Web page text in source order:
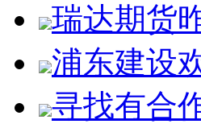
瑞达期货
浦东建设
寻找有合